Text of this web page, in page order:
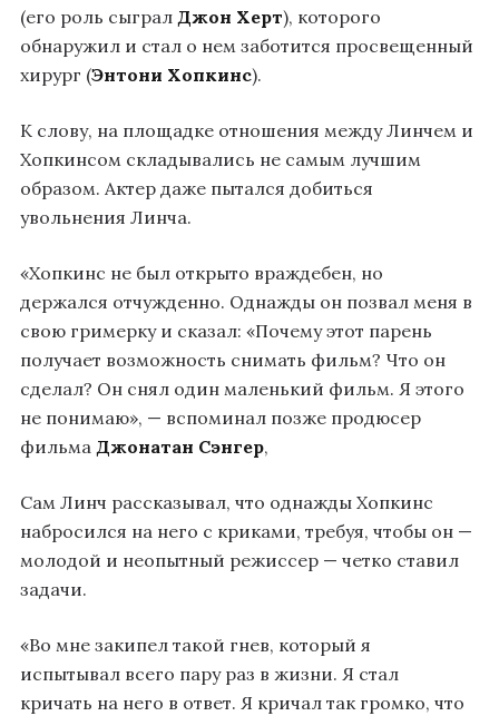
(его роль сыграл Джон Херт), которого
обнаружил и стал о нем заботится просвещенный
хирург (Энтони Хопкинс).
К слову, на площадке отношения между Линчем и
Хопкинсом складывались не самым лучшим
образом. Актер даже пытался добиться
увольнения Линча.
«Хопкинс не был открыто враждебен, но
держался отчужденно. Однажды он позвал меня в
свою гримерку и сказал: «Почему этот парень
получает возможность снимать фильм? Что он
сделал? Он снял один маленький фильм. Я этого
не понимаю», — вспоминал позже продюсер
фильма Джонатан Сэнгер,
Сам Линч рассказывал, что однажды Хопкинс
набросился на него с криками, требуя, чтобы он —
молодой и неопытный режиссер — четко ставил
задачи.
«Во мне закипел такой гнев, который я
испытывал всего пару раз в жизни. Я стал
кричать на него в ответ. Я кричал так громко, что